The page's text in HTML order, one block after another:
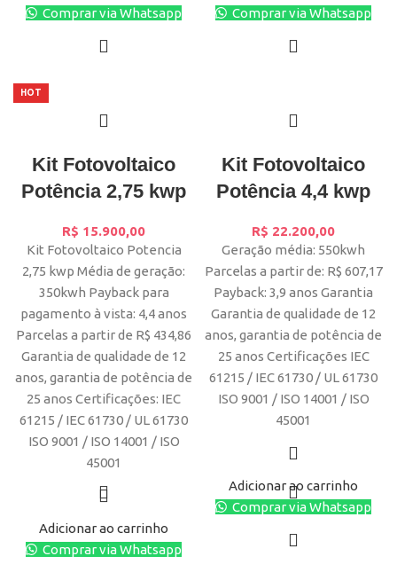
Comprar via Whatsapp
Comprar via Whatsapp
HOT
Kit Fotovoltaico
Potência 2,75 kwp
R$ 15.900,00
Kit Fotovoltaico Potencia
2,75 kwp Média de geração:
350kwh Payback para
pagamento à vista: 4,4 anos
Parcelas a partir de R$ 434,86
Garantia de qualidade de 12
anos, garantia de potência de
25 anos Certificações: IEC
61215 / IEC 61730 / UL 61730
ISO 9001 / ISO 14001 / ISO
45001
Adicionar ao carrinho
Comprar via Whatsapp
Kit Fotovoltaico
Potência 4,4 kwp
R$ 22.200,00
Geração média: 550kwh
Parcelas a partir de: R$ 607,17
Payback: 3,9 anos Garantia
Garantia de qualidade de 12
anos, garantia de potência de
25 anos Certificações IEC
61215 / IEC 61730 / UL 61730
ISO 9001 / ISO 14001 / ISO
45001
Adicionar ao carrinho
Comprar via Whatsapp